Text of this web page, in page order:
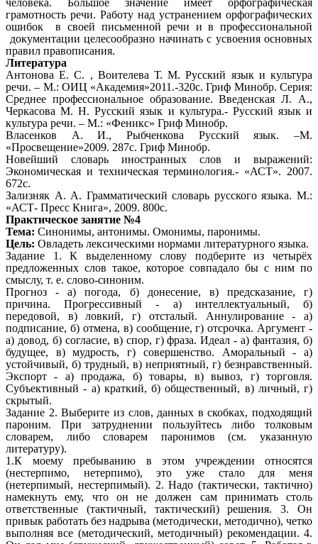
человека. Большое значение имеет орфографическая
грамотность речи. Работу над устранением орфографических
ошибок в своей письменной речи и в профессиональной
документации целесообразно начинать с усвоения основных
правил правописания.
Литература
Антонова Е. С. , Воителева Т. М. Русский язык и культура
речи. – М.: ОИЦ «Академия»2011.-320с. Гриф Минобр. Серия:
Среднее профессиональное образование. Введенская Л. А.,
Черкасова М. Н. Русский язык и культура.- Русский язык и
культура речи. – М.: «Феникс» Гриф Минобр.
Власенков А. И., Рыбченкова Русский язык. –М.
«Просвещение»2009. 287с. Гриф Минобр.
Новейший словарь иностранных слов и выражений:
Экономическая и техническая терминология.- «АСТ». 2007.
672с.
Зализняк А. А. Грамматический словарь русского языка. М.:
«АСТ- Пресс Книга», 2009. 800с.
Практическое занятие №4
Тема: Синонимы, антонимы. Омонимы, паронимы.
Цель: Овладеть лексическими нормами литературного языка.
Задание 1. К выделенному слову подберите из четырёх
предложенных слов такое, которое совпадало бы с ним по
смыслу, т. е. слово-синоним.
Прогноз - а) погода, б) донесение, в) предсказание, г)
причина. Прогрессивный - а) интеллектуальный, б)
передовой, в) ловкий, г) отсталый. Аннулирование - а)
подписание, б) отмена, в) сообщение, г) отсрочка. Аргумент -
а) довод, б) согласие, в) спор, г) фраза. Идеал - а) фантазия, б)
будущее, в) мудрость, г) совершенство. Аморальный - а)
устойчивый, б) трудный, в) неприятный, г) безнравственный.
Экспорт - а) продажа, б) товары, в) вывоз, г) торговля.
Субъективный - а) краткий, б) общественный, в) личный, г)
скрытый.
Задание 2. Выберите из слов, данных в скобках, подходящий
пароним. При затруднении пользуйтесь либо толковым
словарем, либо словарем паронимов (см. указанную
литературу).
1.К моему пребыванию в этом учреждении относятся
(нестерпимо, нетерпимо), это уже стало для меня
(нетерпимый, нестерпимый). 2. Надо (тактически, тактично)
намекнуть ему, что он не должен сам принимать столь
ответственные (тактичный, тактический) решения. 3. Он
привык работать без надрыва (методически, методично), четко
выполняя все (методический, методичный) рекомендации. 4.